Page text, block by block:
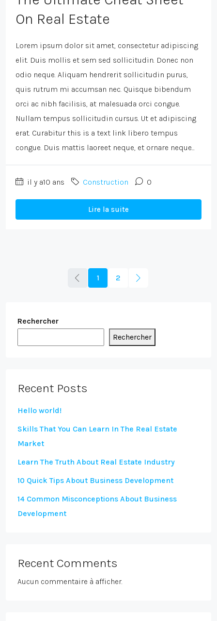
On Real Estate
Lorem ipsum dolor sit amet, consectetur adipiscing
elit. Duis mollis et sem sed sollicitudin. Donec non
odio neque. Aliquam hendrerit sollicitudin purus,
quis rutrum mi accumsan nec. Quisque bibendum
orci ac nibh facilisis, at malesuada orci congue.
Nullam tempus sollicitudin cursus. Ut et adipiscing
erat. Curabitur this is a text link libero tempus
congue. Duis mattis laoreet neque, et ornare neque...
il y a10 ans Construction 0
Lire la suite
1 2
Rechercher
Rechercher
Recent Posts
Hello world!
Skills That You Can Learn In The Real Estate
Market
Learn The Truth About Real Estate Industry
10 Quick Tips About Business Development
14 Common Misconceptions About Business
Development
Recent Comments
Aucun commentaire à afficher.